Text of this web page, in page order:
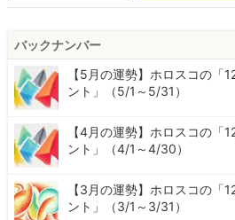
バックナンバー
【5月の運勢】ホロスコの「
ント」（5/1～5/31）
【4月の運勢】ホロスコの「
ント」（4/1～4/30）
【3月の運勢】ホロスコの「
ント」（3/1～3/31）